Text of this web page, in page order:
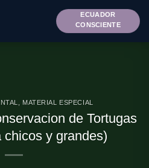
ECUADOR
CONSCIENTE
MATERIAL ESPECIAL
de Tortugas
chicos y grandes)